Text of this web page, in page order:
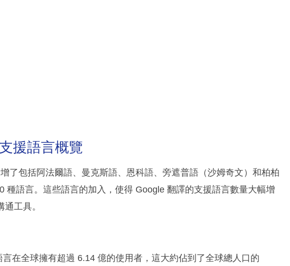
援語言概覽
了包括阿法爾語、曼克斯語、恩科語、旁遮普語（沙姆奇文）和柏柏
種語言。這些語言的加入，使得 Google 翻譯的支援語言數量大幅增
工具。
在全球擁有超過 6.14 億的使用者，這大約佔到了全球總人口的